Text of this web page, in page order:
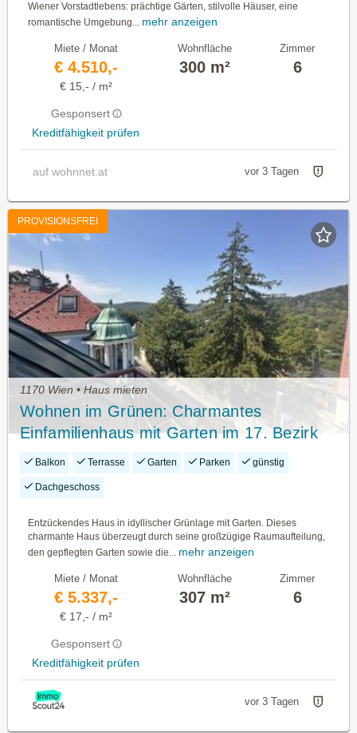
Wiener Vorstadtlebens: prächtige Gärten, stilvolle Häuser, eine
romantische Umgebung... mehr anzeigen
Miete / Monat
€ 4.510,-
€ 15,- / m²
Gesponsert
Kreditfähigkeit prüfen
Wohnfläche
300 m²
Zimmer
6
auf wohnnet.at vor 3 Tagen
PROVISIONSFREI
1170 Wien • Haus mieten
Wohnen im Grünen: Charmantes
Einfamilienhaus mit Garten im 17. Bezirk
Balkon Terrasse Garten Parken günstig
Dachgeschoss
Entzückendes Haus in idyllischer Grünlage mit Garten. Dieses
charmante Haus überzeugt durch seine großzügige Raumaufteilung,
den gepflegten Garten sowie die...
mehr anzeigen
Miete / Monat
€ 5.337,-
€ 17,- / m²
Gesponsert
Kreditfähigkeit prüfen
Wohnfläche
307 m²
Zimmer
6
vor 3 Tagen